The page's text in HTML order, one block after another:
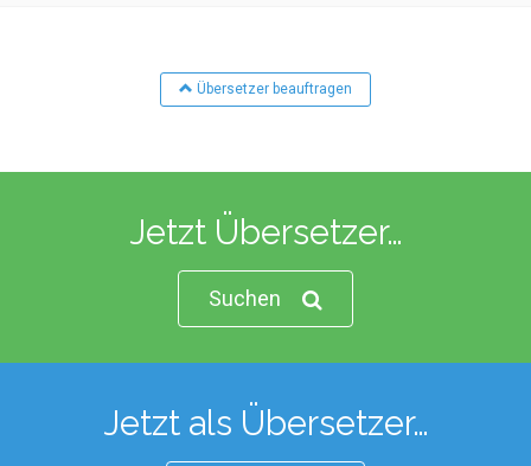
Übersetzer beauftragen
Jetzt Übersetzer…
Suchen
Jetzt als Übersetzer…